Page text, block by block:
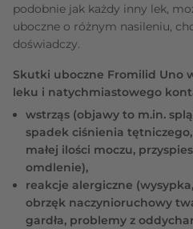
podobnie jak każdy inny lek,
uboczne o różnym nasileniu,
doświadczy.
Skutki uboczne Fromilid Uno
leku i natychmiastowego
wstrząs (objawy to m.in.
spadek ciśnienia
małej ilości moczu,
omdlenie),
reakcje alergiczne
obrzęk naczynioruchowy
gardła, problemy z